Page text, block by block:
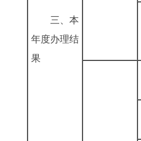
三、本
年度办理结
果